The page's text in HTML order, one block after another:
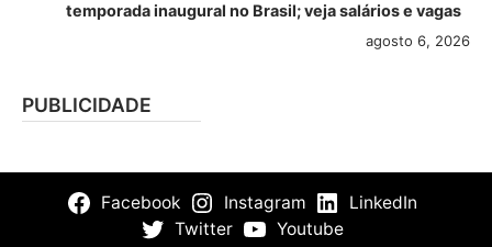
temporada inaugural no Brasil; veja salários e vagas
agosto 6, 2026
PUBLICIDADE
Facebook Instagram
LinkedIn
Twitter
Youtube